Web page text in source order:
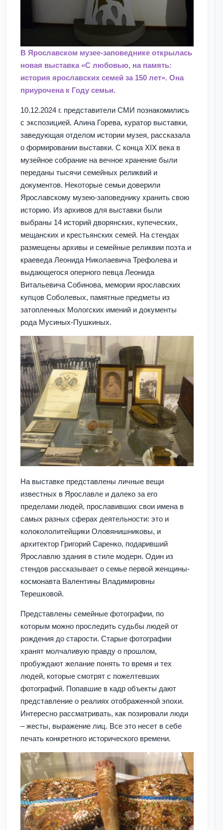
В Ярославском музее-заповеднике открылась
новая выставка «С любовью, на память:
история ярославских семей за 150 лет». Она
приурочена к Году семьи.
10.12.2024 г. представители СМИ познакомились
с экспозицией. Алина Горева, куратор выставки,
заведующая отделом истории музея, рассказала
о формировании выставки. С конца XIX века в
музейное собрание на вечное хранение были
переданы тысячи семейных реликвий и
документов. Некоторые семьи доверили
Ярославскому музею-заповеднику хранить свою
историю. Из архивов для выставки были
выбраны 14 историй дворянских, купеческих,
мещанских и крестьянских семей. На стендах
размещены архивы и семейные реликвии поэта и
краеведа Леонида Николаевича Трефолева и
выдающегося оперного певца Леонида
Витальевича Собинова, мемории ярославских
купцов Соболевых, памятные предметы из
затопленных Мологских имений и документы
рода Мусиных-Пушкиных.
На выставке представлены личные вещи
известных в Ярославле и далеко за его
пределами людей, прославивших свои имена в
самых разных сферах деятельности: это и
колокололитейщики Оловянишниковы, и
архитектор Григорий Саренко, подаривший
Ярославлю здания в стиле модерн. Один из
стендов рассказывает о семье первой женщины-
космонавта Валентины Владимировны
Терешковой.
Представлены семейные фотографии, по
которым можно проследить судьбы людей от
рождения до старости. Старые фотографии
хранят молчаливую правду о прошлом,
пробуждают желание понять то время и тех
людей, которые смотрят с пожелтевших
фотографий. Попавшие в кадр объекты дают
представление о реалиях отображенной эпохи.
Интересно рассматривать, как позировали люди
– жесты, выражение лиц. Все это несет в себе
печать конкретного исторического времени.